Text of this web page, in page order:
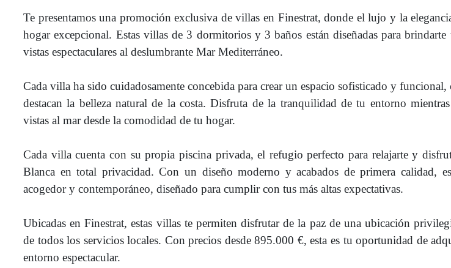
Te presentamos una promoción exclusiva de villas en Finestrat, donde el lujo y la
hogar excepcional. Estas villas de 3 dormitorios y 3 baños están diseñadas para
vistas espectaculares al deslumbrante Mar Mediterráneo.
Cada villa ha sido cuidadosamente concebida para crear un espacio sofisticado y
destacan la belleza natural de la costa. Disfruta de la tranquilidad de tu entorno
vistas al mar desde la comodidad de tu hogar.
Cada villa cuenta con su propia piscina privada, el refugio perfecto para relajarte y
Blanca en total privacidad. Con un diseño moderno y acabados de primera calidad,
acogedor y contemporáneo, diseñado para cumplir con tus más altas expectativas.
Ubicadas en Finestrat, estas villas te permiten disfrutar de la paz de una ubicación
de todos los servicios locales. Con precios desde 895.000 €, esta es tu oportunidad de
entorno espectacular.